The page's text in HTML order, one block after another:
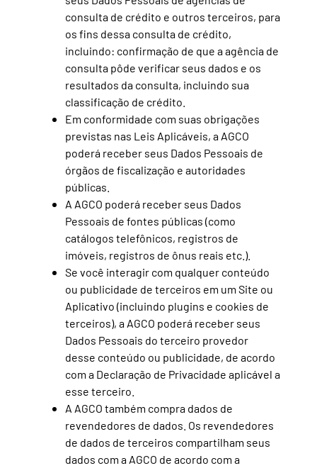
consulta de crédito e outros terceiros, para
os fins dessa consulta de crédito,
incluindo: confirmação de que a agência de
consulta pôde verificar seus dados e os
resultados da consulta, incluindo sua
classificação de crédito.
Em conformidade com suas obrigações
previstas nas Leis Aplicáveis, a AGCO
poderá receber seus Dados Pessoais de
órgãos de fiscalização e autoridades
públicas.
A AGCO poderá receber seus Dados
Pessoais de fontes públicas (como
catálogos telefônicos, registros de
imóveis, registros de ônus reais etc.).
Se você interagir com qualquer conteúdo
ou publicidade de terceiros em um Site ou
Aplicativo (incluindo plugins e cookies de
terceiros), a AGCO poderá receber seus
Dados Pessoais do terceiro provedor
desse conteúdo ou publicidade, de acordo
com a Declaração de Privacidade aplicável a
esse terceiro.
A AGCO também compra dados de
revendedores de dados. Os revendedores
de dados de terceiros compartilham seus
dados com a AGCO de acordo com a